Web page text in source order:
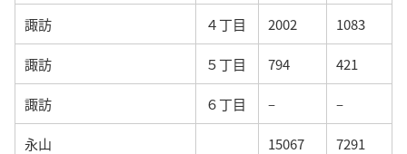
諏訪 ４丁目 2002 1083
諏訪 ５丁目 794 421
諏訪 ６丁目 – –
永山 15067 7291